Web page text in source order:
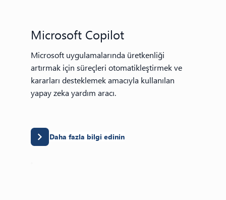
Microsoft Copilot
Microsoft uygulamalarında üretkenliği
artırmak için süreçleri otomatikleştirmek ve
kararları desteklemek amacıyla kullanılan
yapay zeka yardım aracı.
Daha fazla bilgi edinin